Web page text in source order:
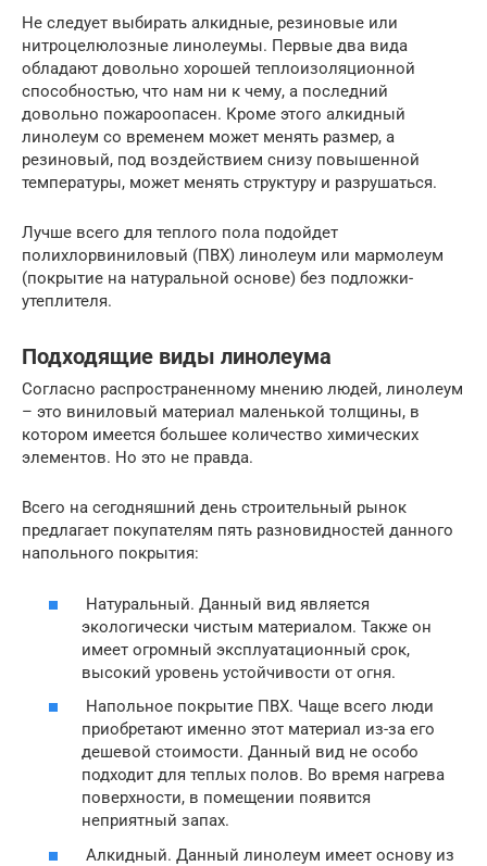
Не следует выбирать алкидные, резиновые или
нитроцелюлозные линолеумы. Первые два вида
обладают довольно хорошей теплоизоляционной
способностью, что нам ни к чему, а последний
довольно пожароопасен. Кроме этого алкидный
линолеум со временем может менять размер, а
резиновый, под воздействием снизу повышенной
температуры, может менять структуру и разрушаться.
Лучше всего для теплого пола подойдет
полихлорвиниловый (ПВХ) линолеум или мармолеум
(покрытие на натуральной основе) без подложки-
утеплителя.
Подходящие виды линолеума
Согласно распространенному мнению людей, линолеум
– это виниловый материал маленькой толщины, в
котором имеется большее количество химических
элементов. Но это не правда.
Всего на сегодняшний день строительный рынок
предлагает покупателям пять разновидностей данного
напольного покрытия:
Натуральный. Данный вид является
экологически чистым материалом. Также он
имеет огромный эксплуатационный срок,
высокий уровень устойчивости от огня.
Напольное покрытие ПВХ. Чаще всего люди
приобретают именно этот материал из-за его
дешевой стоимости. Данный вид не особо
подходит для теплых полов. Во время нагрева
поверхности, в помещении появится
неприятный запах.
Алкидный. Данный линолеум имеет основу из